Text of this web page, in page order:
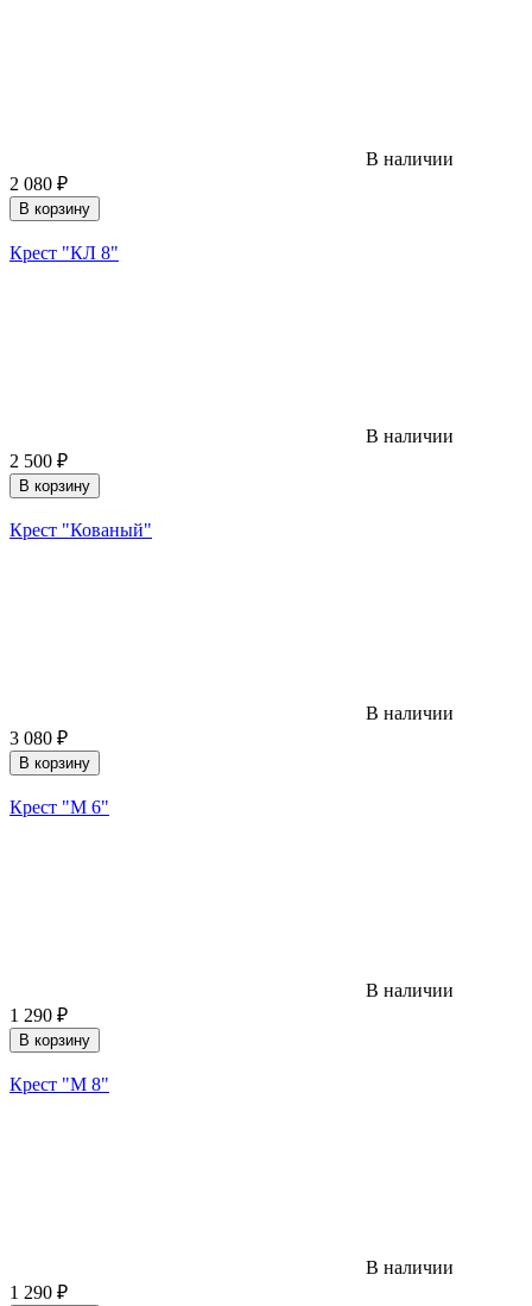
В наличии
2 080 ₽
В корзину
Крест "КЛ 8"
В наличии
2 500 ₽
В корзину
Крест "Кованый"
В наличии
3 080 ₽
В корзину
Крест "М 6"
В наличии
1 290 ₽
В корзину
Крест "М 8"
В наличии
1 290 ₽